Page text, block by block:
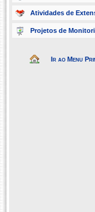
Atividades de
Projetos de
Ir ao Menu